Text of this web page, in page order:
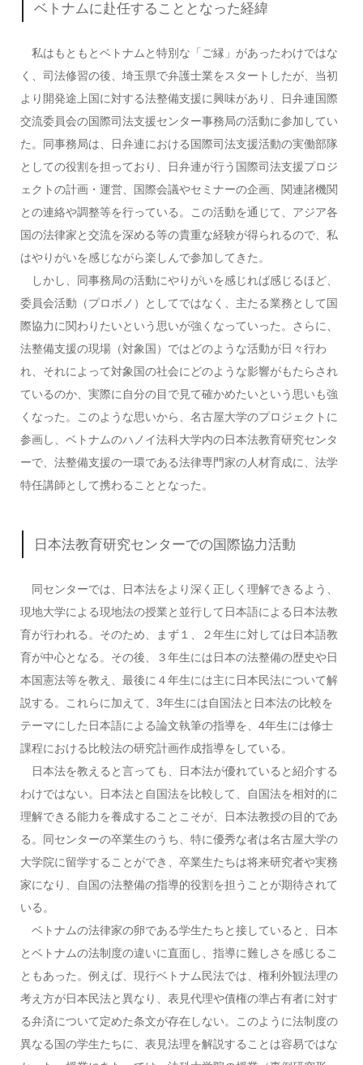
ベトナムに赴任することとなった経緯
私はもともとベトナムと特別な「ご縁」があったわけではな
く、司法修習の後、埼玉県で弁護士業をスタートしたが、当初
より開発途上国に対する法整備支援に興味があり、日弁連国際
交流委員会の国際司法支援センター事務局の活動に参加してい
た。同事務局は、日弁連における国際司法支援活動の実働部隊
としての役割を担っており、日弁連が行う国際司法支援プロジ
ェクトの計画・運営、国際会議やセミナーの企画、関連諸機関
との連絡や調整等を行っている。この活動を通じて、アジア各
国の法律家と交流を深める等の貴重な経験が得られるので、私
はやりがいを感じながら楽しんで参加してきた。
しかし、同事務局の活動にやりがいを感じれば感じるほど、
委員会活動（プロボノ）としてではなく、主たる業務として国
際協力に関わりたいという思いが強くなっていった。さらに、
法整備支援の現場（対象国）ではどのような活動が日々行わ
れ、それによって対象国の社会にどのような影響がもたらされ
ているのか、実際に自分の目で見て確かめたいという思いも強
くなった。このような思いから、名古屋大学のプロジェクトに
参画し、ベトナムのハノイ法科大学内の日本法教育研究センタ
ーで、法整備支援の一環である法律専門家の人材育成に、法学
特任講師として携わることとなった。
日本法教育研究センターでの国際協力活動
同センターでは、日本法をより深く正しく理解できるよう、
現地大学による現地法の授業と並行して日本語による日本法教
育が行われる。そのため、まず１、２年生に対しては日本語教
育が中心となる。その後、３年生には日本の法整備の歴史や日
本国憲法等を教え、最後に４年生には主に日本民法について解
説する。これらに加えて、3年生には自国法と日本法の比較を
テーマにした日本語による論文執筆の指導を、4年生には修士
課程における比較法の研究計画作成指導をしている。
日本法を教えると言っても、日本法が優れていると紹介する
わけではない。日本法と自国法を比較して、自国法を相対的に
理解できる能力を養成することこそが、日本法教授の目的であ
る。同センターの卒業生のうち、特に優秀な者は名古屋大学の
大学院に留学することができ、卒業生たちは将来研究者や実務
家になり、自国の法整備の指導的役割を担うことが期待されて
いる。
ベトナムの法律家の卵である学生たちと接していると、日本
とベトナムの法制度の違いに直面し、指導に難しさを感じるこ
ともあった。例えば、現行ベトナム民法では、権利外観法理の
考え方が日本民法と異なり、表見代理や債権の準占有者に対す
る弁済について定めた条文が存在しない。このように法制度の
異なる国の学生たちに、表見法理を解説することは容易ではな